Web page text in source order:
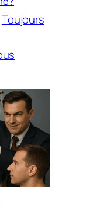
Toujours